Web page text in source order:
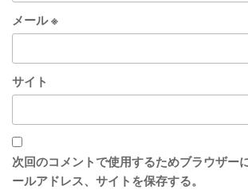
メール※
サイト
次回のコメントで使用するためブラウザー
ールアドレス、サイトを保存する。